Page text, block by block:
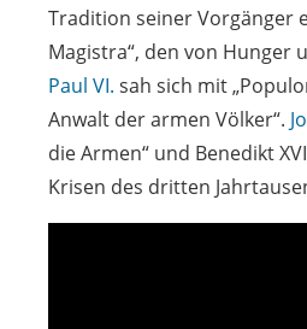
Tradition seiner Vorgänger
Magistra“, den von Hunger
Paul VI. sah sich mit
Anwalt der armen Völker“.
die Armen“ und Benedikt
Krisen des dritten